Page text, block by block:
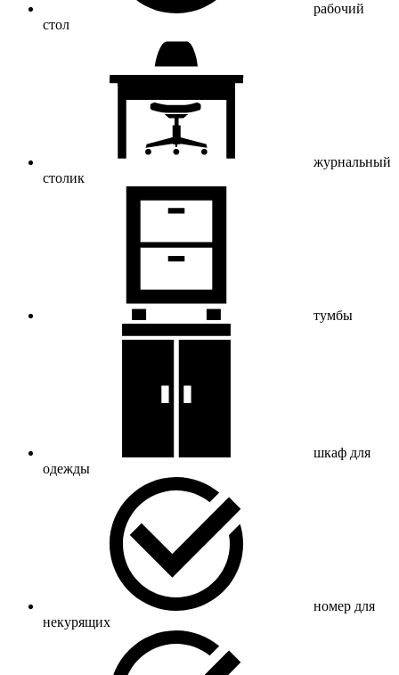
рабочий
стол
журнальный
столик
тумбы
шкаф для
одежды
номер для
некурящих